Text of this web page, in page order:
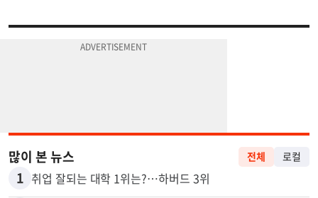
많이 본 뉴스 전체 로컬
1 취업 잘되는 대학 1위는?…하버드 3위